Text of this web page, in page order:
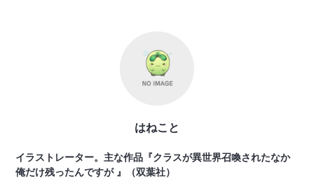
はねこと
イラストレーター。主な作品『クラスが異世界召喚されたなか
俺だけ残ったんですが 』（双葉社）